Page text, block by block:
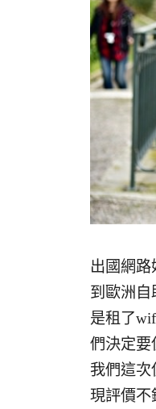
出國網
到歐洲自
是租了
們決定要
我們這次
現評價不